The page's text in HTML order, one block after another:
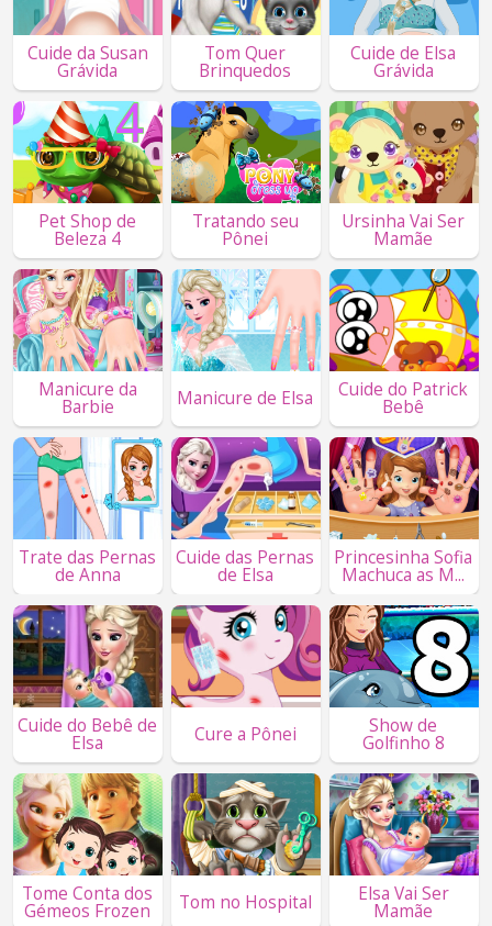
Cuide da Susan
Grávida
Tom Quer
Brinquedos
Cuide de Elsa
Grávida
Pet Shop de
Beleza 4
Tratando seu
Pônei
Ursinha Vai Ser
Mamãe
Manicure da
Barbie Manicure de Elsa Cuide do Patrick
Bebê
Trate das Pernas
de Anna
Cuide das Pernas
de Elsa
Princesinha Sofia
Machuca as M...
Cuide do Bebê de
Elsa Cure a Pônei Show de
Golfinho 8
Tome Conta dos
Gémeos Frozen Tom no Hospital Elsa Vai Ser
Mamãe